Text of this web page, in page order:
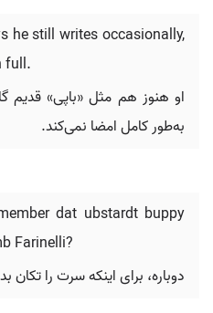
he still writes occasionally,
full.
او هنوز هم مثل «باپی» قدیم
به‌طور کامل امضا نمی‌کند.
dat ubstardt buppy
Farinelli?
دوباره، برای اینکه سرت را